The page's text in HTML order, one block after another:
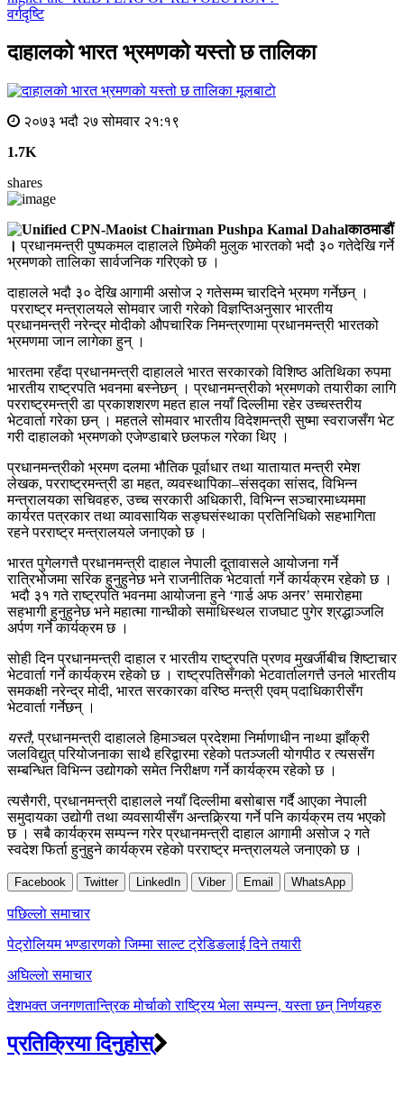
वर्गदृष्टि
दाहालको भारत भ्रमणको यस्तो छ तालिका
मूलबाटाे
२०७३ भदौ २७ सोमवार २१:१९
1.7K
shares
काठमाडौं
। प्रधानमन्त्री पुष्पकमल दाहालले छिमेकी मुलुक भारतको भदौ ३० गतेदेखि गर्ने
भ्रमणको तालिका सार्वजनिक गरिएको छ ।
दाहालले भदौ ३० देखि आगामी असोज २ गतेसम्म चारदिने भ्रमण गर्नेछन् ।
परराष्ट्र मन्त्रालयले सोमवार जारी गरेको विज्ञप्तिअनुसार भारतीय
प्रधानमन्त्री नरेन्द्र मोदीको औपचारिक निमन्त्रणामा प्रधानमन्त्री भारतको
भ्रमणमा जान लागेका हुन् ।
भारतमा रहँदा प्रधानमन्त्री दाहालले भारत सरकारको विशिष्ठ अतिथिका रुपमा
भारतीय राष्ट्रपति भवनमा बस्नेछन् । प्रधानमन्त्रीको भ्रमणको तयारीका लागि
परराष्ट्रमन्त्री डा प्रकाशशरण महत हाल नयाँ दिल्लीमा रहेर उच्चस्तरीय
भेटवार्ता गरेका छन् । महतले सोमवार भारतीय विदेशमन्त्री सुष्मा स्वराजसँग भेट
गरी दाहालको भ्रमणको एजेण्डाबारे छलफल गरेका थिए ।
प्रधानमन्त्रीको भ्रमण दलमा भौतिक पूर्वाधार तथा यातायात मन्त्री रमेश
लेखक, परराष्ट्रमन्त्री डा महत, व्यवस्थापिका–संसद्का सांसद, विभिन्न
मन्त्रालयका सचिवहरु, उच्च सरकारी अधिकारी, विभिन्न सञ्चारमाध्यममा
कार्यरत पत्रकार तथा व्यावसायिक सङ्घसंस्थाका प्रतिनिधिको सहभागिता
रहने परराष्ट्र मन्त्रालयले जनाएको छ ।
भारत पुगेलगत्तै प्रधानमन्त्री दाहाल नेपाली दूतावासले आयोजना गर्ने
रात्रिभोजमा सरिक हुनुहुनेछ भने राजनीतिक भेटवार्ता गर्ने कार्यक्रम रहेको छ ।
भदौ ३१ गते राष्ट्रपति भवनमा आयोजना हुने ‘गार्ड अफ अनर’ समारोहमा
सहभागी हुनुहुनेछ भने महात्मा गान्धीको समाधिस्थल राजघाट पुगेर श्रद्धाञ्जलि
अर्पण गर्ने कार्यक्रम छ ।
सोही दिन प्रधानमन्त्री दाहाल र भारतीय राष्ट्रपति प्रणव मुखर्जीबीच शिष्टाचार
भेटवार्ता गर्ने कार्यक्रम रहेको छ । राष्ट्रपतिसँगको भेटवार्तालगत्तै उनले भारतीय
समकक्षी नरेन्द्र मोदी, भारत सरकारका वरिष्ठ मन्त्री एवम् पदाधिकारीसँग
भेटवार्ता गर्नेछन् ।
यस्तै, प्रधानमन्त्री दाहालले हिमाञ्चल प्रदेशमा निर्माणाधीन नाथ्पा झाँक्री
जलविद्युत् परियोजनाका साथै हरिद्वारमा रहेको पतञ्जली योगपीठ र त्यससँग
सम्बन्धित विभिन्न उद्योगको समेत निरीक्षण गर्ने कार्यक्रम रहेको छ ।
त्यसैगरी, प्रधानमन्त्री दाहालले नयाँ दिल्लीमा बसोबास गर्दै आएका नेपाली
समुदायका उद्योगी तथा व्यवसायीसँग अन्तक्र्रिया गर्ने पनि कार्यक्रम तय भएको
छ । सबै कार्यक्रम सम्पन्न गरेर प्रधानमन्त्री दाहाल आगामी असोज २ गते
स्वदेश फिर्ता हुनुहुने कार्यक्रम रहेको परराष्ट्र मन्त्रालयले जनाएको छ ।
Facebook Twitter LinkedIn Viber Email WhatsApp
Post
navigation
पछिल्लाे समाचार
पेट्रोलियम भण्डारणको जिम्मा साल्ट ट्रेडिङलाई दिने तयारी
अघिल्लाे समाचार
देशभक्त जनगणतान्त्रिक मोर्चाको राष्ट्रिय भेला सम्पन्न, यस्ता छन् निर्णयहरु
प्रतिक्रिया दिनुहोस्